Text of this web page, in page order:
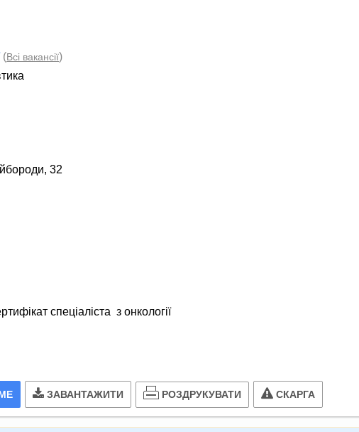
(Всі вакансії)
32
спеціаліста з онкології
ЗАВАНТАЖИТИ РОЗДРУКУВАТИ СКАРГА